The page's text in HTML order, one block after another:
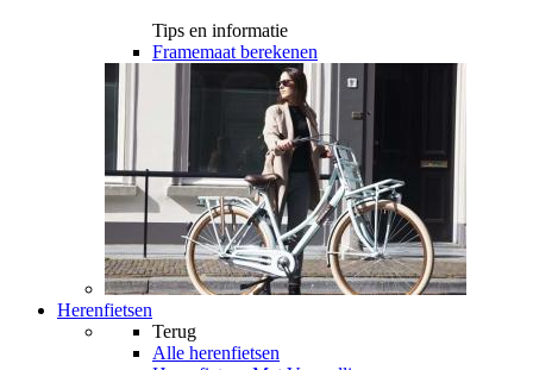
Tips en informatie
Framemaat berekenen
Herenfietsen
Terug
Alle herenfietsen